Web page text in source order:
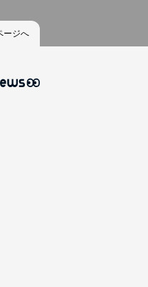
ージへ